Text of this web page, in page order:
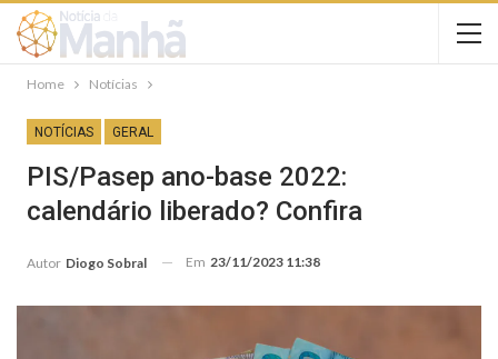
Home Notícias
NOTÍCIAS GERAL
PIS/Pasep ano-base 2022:
calendário liberado? Confira
Autor Diogo Sobral Em 23/11/2023 11:38